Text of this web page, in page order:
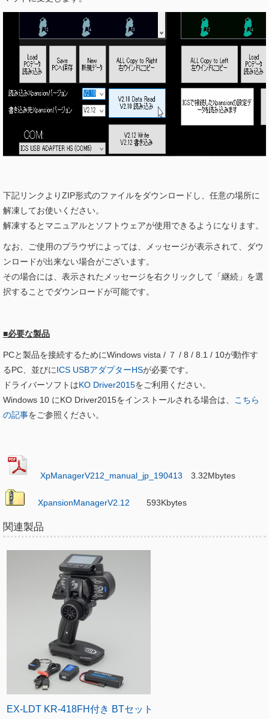
下記リンクよりZIP形式のファイルをダウンロードし、任意の場所に
解凍してお使いください。
解凍するとマニュアルとソフトウェアが使用できるようになります。
なお、ご使用のプラウザによっては、メッセージが表示されて、ダウ
ンロードが出来ない場合がございます。
その場合には、表示されたメッセージを右クリックして「継続」を選
択することでダウンロードが可能です。
■必要な製品
PCと製品を接続するためにWindows vista / ７ / 8 / 8.1 / 10が動作す
るPC、並びにICS USBアダプターHSが必要です。
ドライバーソフトはKO Driver2015をご利用ください。
Windows 10 にKO Driver2015をインストールされる場合は、
こちら
の記事をご参照ください。
XpManagerV212_manual_jp_190413 3.32Mbytes
XpansionManagerV2.12 593Kbytes
関連製品
EX-LDT KR-418FH付き BTセット